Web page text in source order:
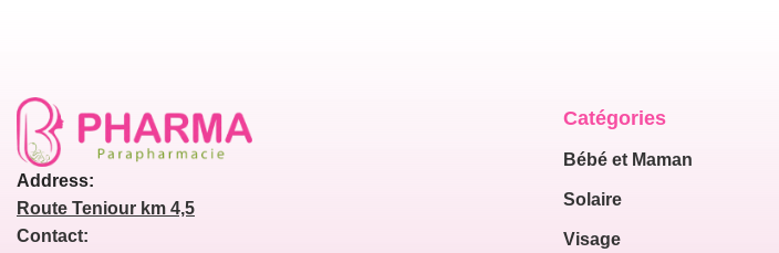
Address:
Route Teniour km 4,5
Contact:
Catégories
Bébé et Maman
Solaire
Visage